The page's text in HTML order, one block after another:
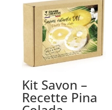
Kit Savon –
Recette Pina